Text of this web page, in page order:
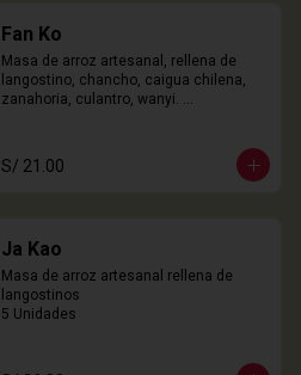
Fan Ko
Masa de arroz artesanal, rellena de
langostino, chancho, caigua chilena,
zanahoria, culantro, wanyi.
S/ 21.00
Ja Kao
Masa de arroz artesanal rellena de
langostinos
5 Unidades